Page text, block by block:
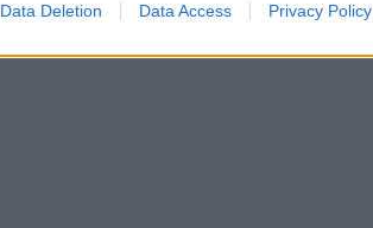
Data Deletion Data Access Privacy Policy